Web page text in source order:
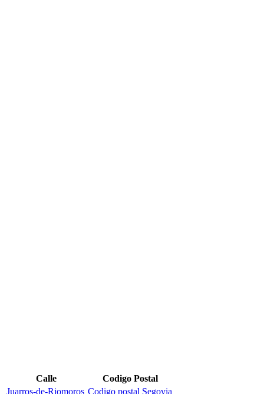
Calle
Codigo Postal
Juarros-de-Riomoros Codigo postal Segovia